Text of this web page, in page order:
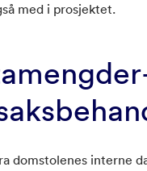
med i prosjektet.
domstolenes interne